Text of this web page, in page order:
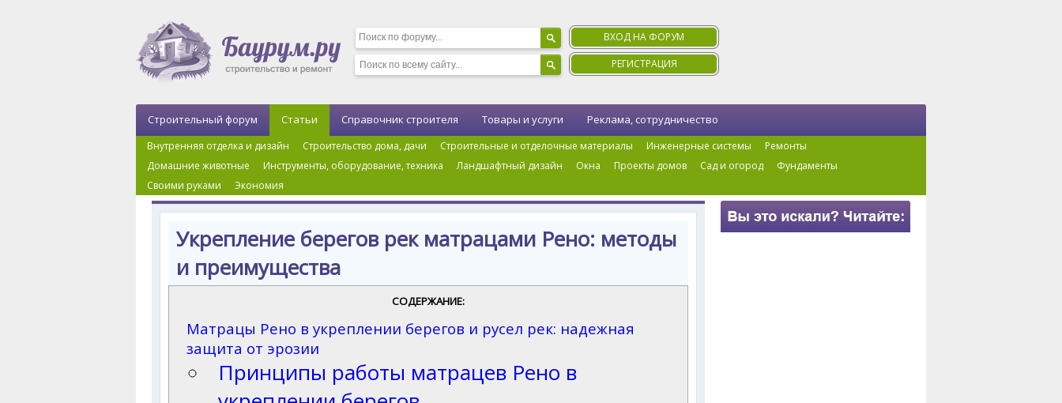
ВХОД НА ФОРУМ
РЕГИСТРАЦИЯ
Строительный форум Статьи
Внутренняя отделка и дизайн Строительство дома, дачи Строительные и отделочные материалы Инженерные системы
Ремонты
Домашние животные
Инструменты, оборудование, техника Ландшафтный дизайн Окна Проекты домов Сад и огород
Фундаменты
Своими руками
Экономия
Справочник строителя Товары и услуги Реклама, сотрудничество
Главная ›Ландшафтный дизайн
Укрепление берегов рек матрацами Рено: методы
и преимущества
СОДЕРЖАНИЕ:
Матрацы Рено в укреплении берегов и русел рек: надежная
защита от эрозии
Принципы работы матрацев Рено в